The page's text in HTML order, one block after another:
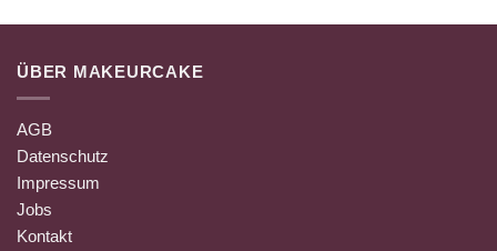
ÜBER MAKEURCAKE
AGB
Datenschutz
Impressum
Jobs
Kontakt